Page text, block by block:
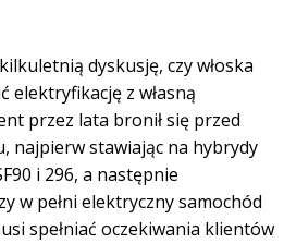
dyskusję, czy włoska
elektryfikację z własną
przez lata bronił się przed
najpierw stawiając na hybrydy
i 296, a następnie
w pełni elektryczny samochód
spełniać oczekiwania klientów